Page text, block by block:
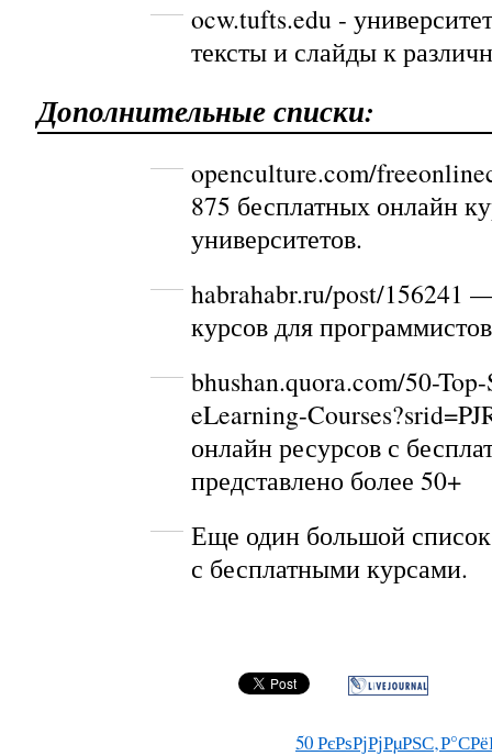
ocw.tufts.edu -
тексты и слайды к
Дополнительные списки:
openculture.com/
875 бесплатных онлайн
университетов.
habrahabr.ru/post/156241 —
курсов для программистов
bhushan.quora.com/50-
eLearning-
онлайн ресурсов с
представлено более 50+
Еще один большой
с бесплатными курсами.
50